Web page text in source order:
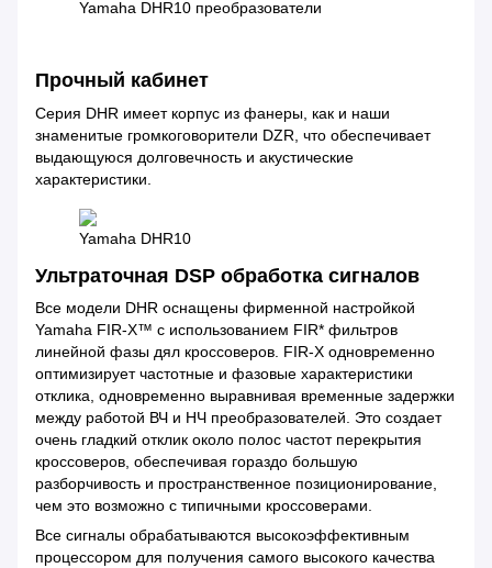
Yamaha DHR10 преобразователи
Прочный кабинет
Серия DHR имеет корпус из фанеры, как и наши
знаменитые громкоговорители DZR, что обеспечивает
выдающуюся долговечность и акустические
характеристики.
Yamaha DHR10
Ультраточная DSP обработка сигналов
Все модели DHR оснащены фирменной настройкой
Yamaha FIR-X™ с использованием FIR* фильтров
линейной фазы дял кроссоверов. FIR-X одновременно
оптимизирует частотные и фазовые характеристики
отклика, одновременно выравнивая временные задержки
между работой ВЧ и НЧ преобразователей. Это создает
очень гладкий отклик около полос частот перекрытия
кроссоверов, обеспечивая гораздо большую
разборчивость и пространственное позиционирование,
чем это возможно с типичными кроссоверами.
Все сигналы обрабатываются высокоэффективным
процессором для получения самого высокого качества